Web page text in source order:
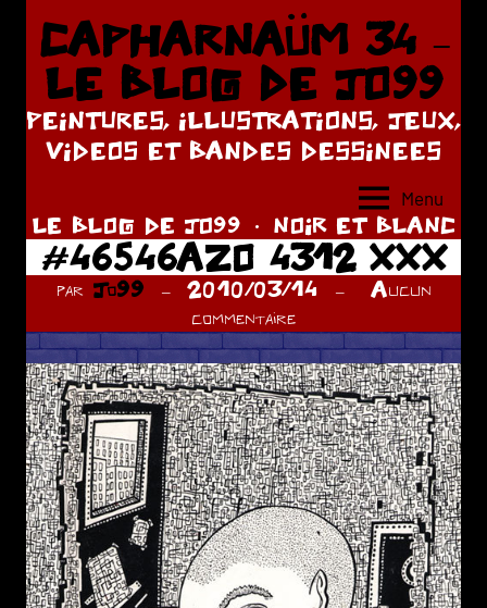
Aller
contenu
CAPHARNAÜM 34 –
LE BLOG DE JO99
PEINTURES, ILLUSTRATIONS, JEUX,
VIDEOS ET BANDES DESSINEES
Menu
LE BLOG DE JO99 NOIR ET BLANC
#46546AZO 4312 XXX
par Jo99 2010/03/14
Aucun
commentaire